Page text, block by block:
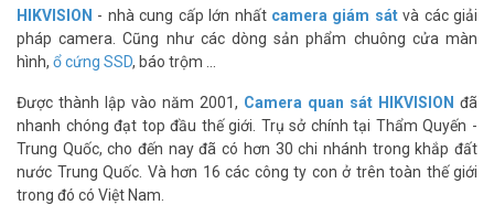
HIKVISION - nhà cung cấp lớn nhất camera giám sátvà các giải
pháp camera. Cũng như các dòng sản phẩm chuông cửa màn
hình, ổ cứng SSD, báo trộm ...
Được thành lập vào năm 2001, Camera quan sát HIKVISION đã
nhanh chóng đạt top đầu thế giới. Trụ sở chính tại Thẩm Quyến -
Trung Quốc, cho đến nay đã có hơn 30 chi nhánh trong khắp đất
nước Trung Quốc. Và hơn 16 các công ty con ở trên toàn thế giới
trong đó có Việt Nam.